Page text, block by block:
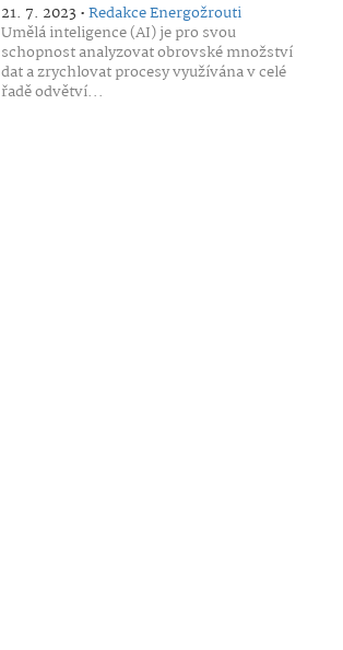
21. 7. 2023 •Redakce Energožrouti
Umělá inteligence (AI) je pro svou
schopnost analyzovat obrovské množství
dat a zrychlovat procesy využívána v celé
řadě odvětví...